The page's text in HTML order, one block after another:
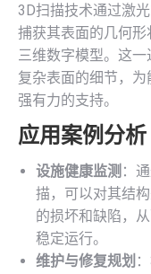
3D扫描技术通过激
捕获其表面的几何
三维数字模型。这
复杂表面的细节，
强有力的支持。
应用案例分析
设施健康监测 ：
描，可以对其结
的损坏和缺陷，
稳定运行。
维护与修复规划